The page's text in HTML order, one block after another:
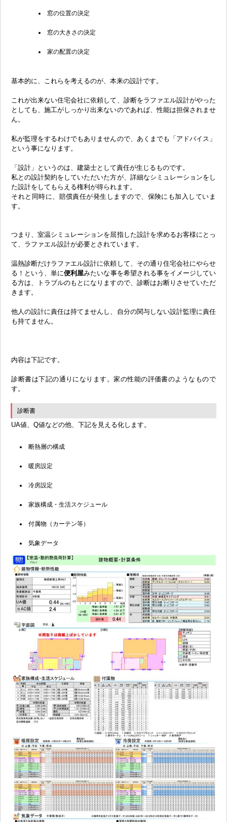
窓の位置の決定
窓の大きさの決定
家の配置の決定
基本的に、これらを考えるのが、本来の設計です。
これが出来ない住宅会社に依頼して、診断をラファエル設計がやった
としても、施工がしっかり出来ないのであれば、性能は担保されませ
ん。
私が監理をするわけでもありませんので、あくまでも「アドバイス」
という事になります。
「設計」というのは、建築士として責任が生じるものです。
私との設計契約をしていただいた方が、詳細なシミュレーションをし
た設計をしてもらえる権利が得られます。
それと同時に、賠償責任が発生しますので、保険にも加入していま
す。
つまり、室温シミュレーションを屈指した設計を求めるお客様にとっ
て、ラファエル設計が必要とされています。
温熱診断だけラファエル設計に依頼して、その通り住宅会社にやらせ
る！という、単に便利屋みたいな事を希望される事をイメージしてい
る方は、トラブルのもとになりますので、診断はお断りさせていただ
きます。
他人の設計に責任は持てませんし、自分の関与しない設計監理に責任
も持てません。
内容は下記です。
診断書は下記の通りになります。家の性能の評価書のようなもので
す。
診断書
UA値、Q値などの他、下記を見える化します。
断熱層の構成
暖房設定
冷房設定
家族構成・生活スケジュール
付属物（カーテン等）
気象データ